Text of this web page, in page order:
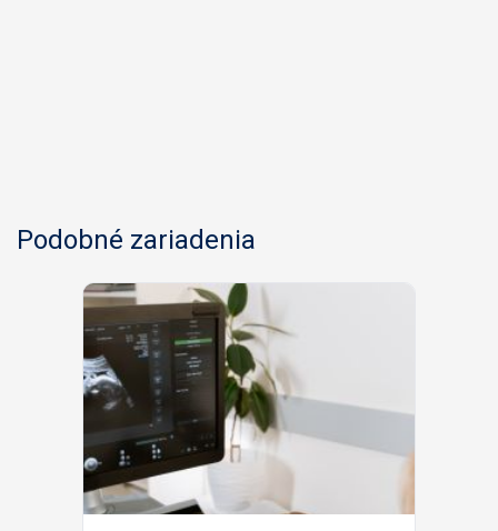
Podobné zariadenia